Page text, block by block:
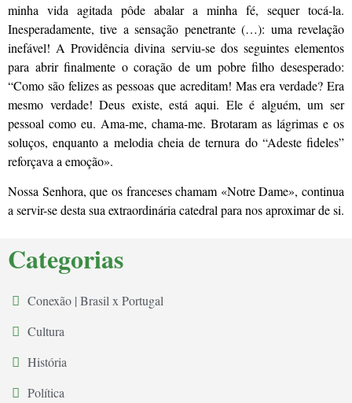
minha vida agitada pôde abalar a minha fé, sequer tocá-la.
Inesperadamente, tive a sensação penetrante (…): uma revelação
inefável! A Providência divina serviu-se dos seguintes elementos
para abrir finalmente o coração de um pobre filho desesperado:
“Como são felizes as pessoas que acreditam! Mas era verdade? Era
mesmo verdade! Deus existe, está aqui. Ele é alguém, um ser
pessoal como eu. Ama-me, chama-me. Brotaram as lágrimas e os
soluços, enquanto a melodia cheia de ternura do “Adeste fideles”
reforçava a emoção».
Nossa Senhora, que os franceses chamam «Notre Dame», continua
a servir-se desta sua extraordinária catedral para nos aproximar de si.
Categorias
Conexão | Brasil x Portugal
Cultura
História
Política